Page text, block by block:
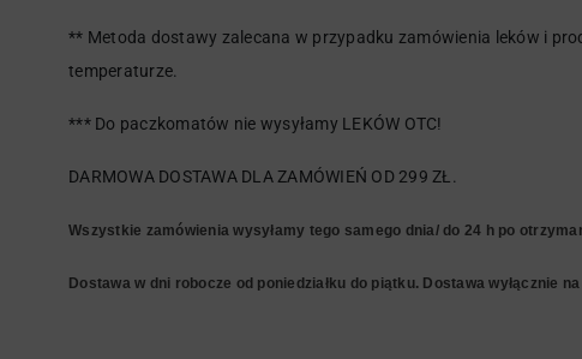
** Metoda dostawy zalecana w przypadku zamówienia leków i
temperaturze.
*** Do paczkomatów nie wysyłamy LEKÓW OTC!
DARMOWA DOSTAWA DLA ZAMÓWIEŃ OD 299 ZŁ.
Wszystkie zamówienia wysyłamy tego samego dnia/ do 24 h po
Dostawa w dni robocze od poniedziałku do piątku. Dostawa wyłącznie